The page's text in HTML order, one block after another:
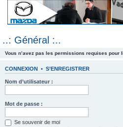
..: Général :..
Vous n’avez pas les permissions requises pour
CONNEXION • S’ENREGISTRER
Nom d’utilisateur :
Mot de passe :
Se souvenir de moi